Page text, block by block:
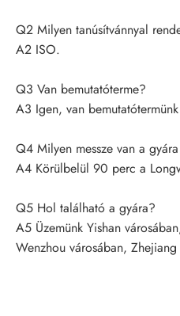
Q2 Milyen tanúsítvánnyal
A2 ISO.
Q3 Van bemutatóterme?
A3 Igen, van
Q4 Milyen messze van a
A4 Körülbelül 90 perc a
Q5 Hol található a gyára?
A5 Üzemünk Yishan
Wenzhou városában,